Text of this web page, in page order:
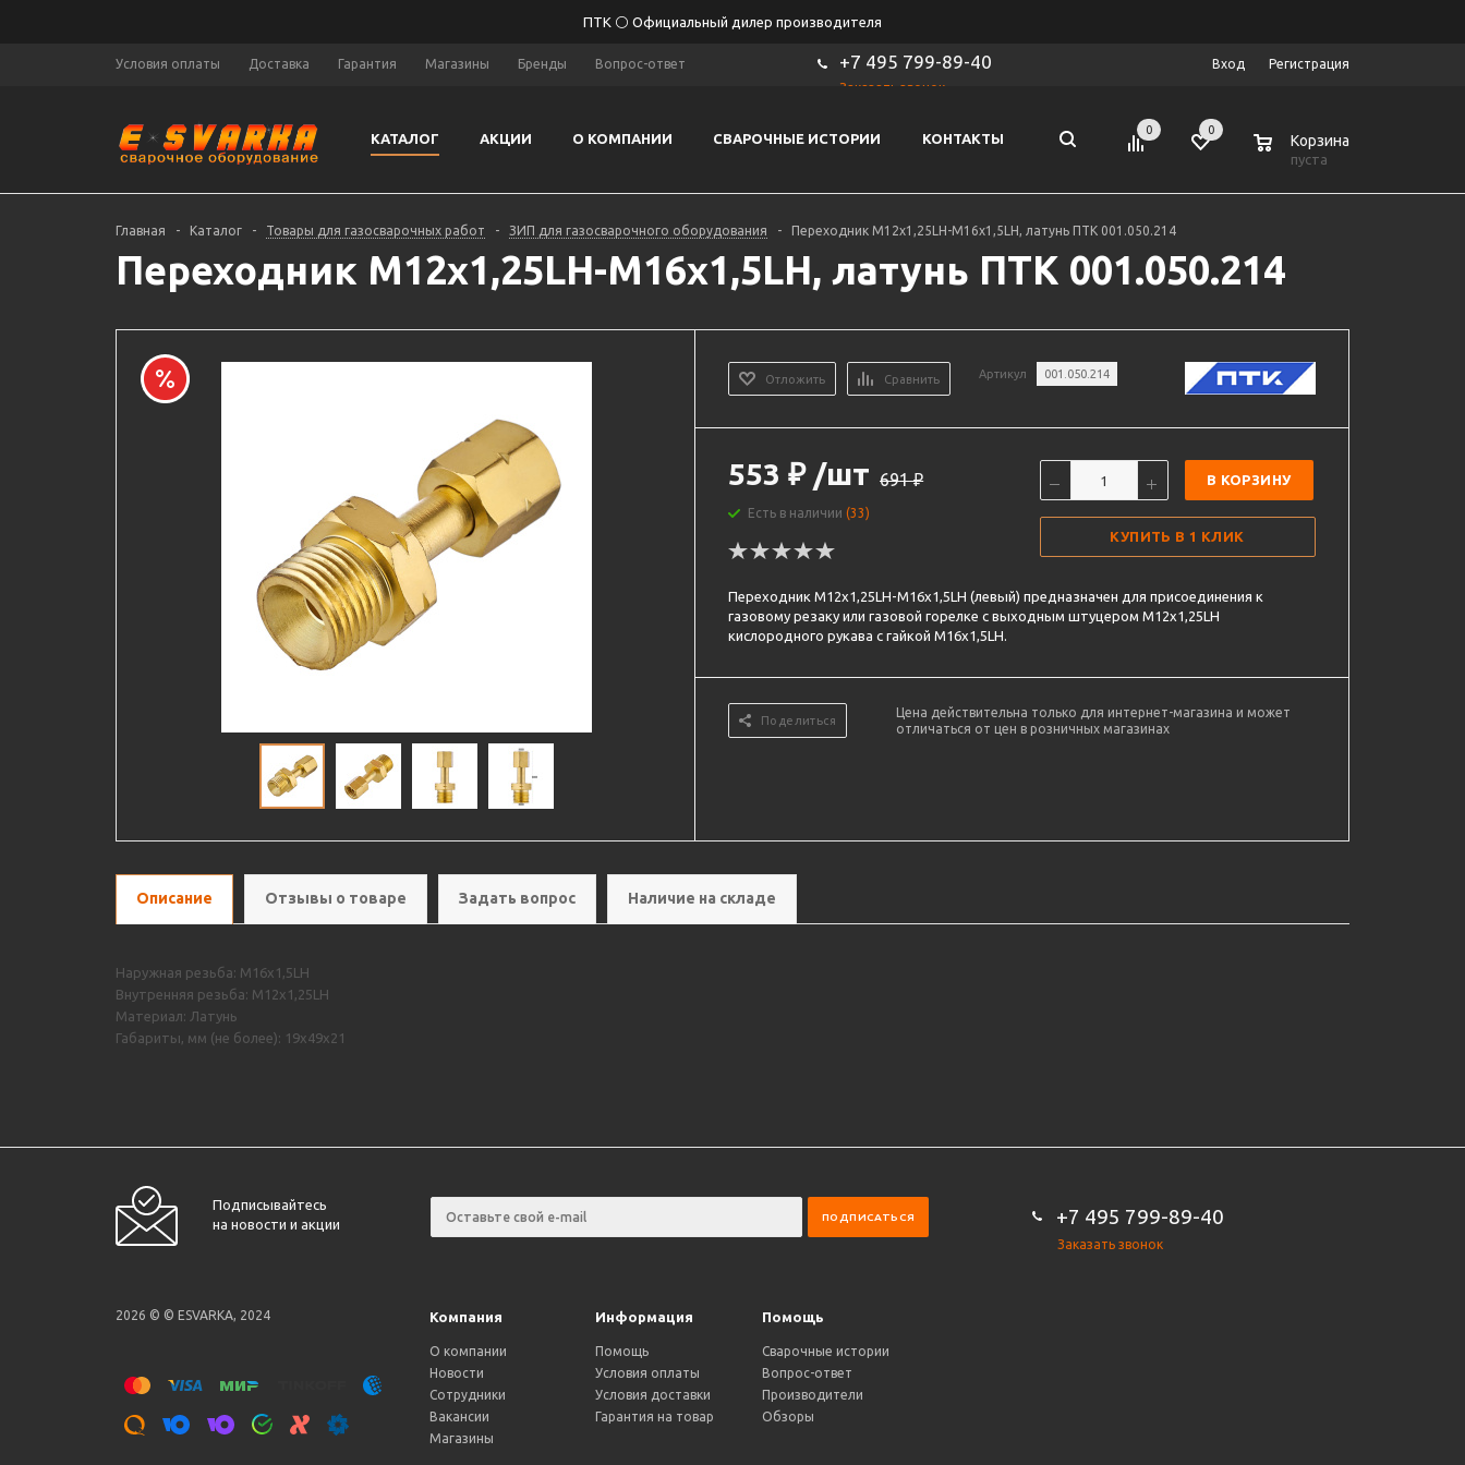
ПТК ⚪ Официальный дилер производителя
Условия оплаты Доставка Гарантия Магазины Бренды Вопрос-ответ +7 495 799-89-40
Заказать звонок
Вход Регистрация
КАТАЛОГ АКЦИИ О КОМПАНИИ СВАРОЧНЫЕ ИСТОРИИ КОНТАКТЫ
0 0
Корзина
пуста
Главная - Каталог - Товары для газосварочных работ - ЗИП для газосварочного оборудования - Переходник М12х1,25LH-М16х1,5LH, латунь ПТК 001.050.214
Переходник М12х1,25LH-М16х1,5LH, латунь ПТК 001.050.214
Отложить Сравнить Артикул 001.050.214
553 ₽ /шт 691₽
Есть в наличии(33)
В КОРЗИНУ
КУПИТЬ В 1 КЛИК
Переходник М12х1,25LH-М16х1,5LH (левый) предназначен для присоединения к
газовому резаку или газовой горелке с выходным штуцером М12х1,25LH
кислородного рукава с гайкой М16х1,5LH.
Поделиться
Цена действительна только для интернет-магазина и может
отличаться от цен в розничных магазинах
Описание Отзывы о товаре Задать вопрос Наличие на складе
Наружная резьба: М16х1,5LH
Внутренняя резьба: М12х1,25LH
Материал: Латунь
Габариты, мм (не более): 19х49х21
Подписывайтесь
на новости и акции
+7 495 799-89-40
Заказать звонок
2026 © © ESVARKA, 2024 Компания Информация Помощь
О компании
Новости
Сотрудники
Вакансии
Магазины
Помощь
Условия оплаты
Условия доставки
Гарантия на товар
Сварочные истории
Вопрос-ответ
Производители
Обзоры